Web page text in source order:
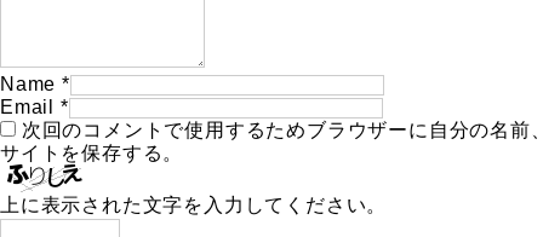
Name *
Email
*
次回のコメントで使用するためブラウザーに自分の名前
サイトを保存する。
上に表示された文字を入力してください。